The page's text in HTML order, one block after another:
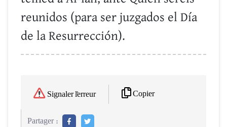
reunidos (para ser juzgados el Día
de la Resurrección).
Signaler l'erreur Copier
Partager :